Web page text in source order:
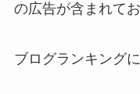
の広告が含まれてお
ブログランキング